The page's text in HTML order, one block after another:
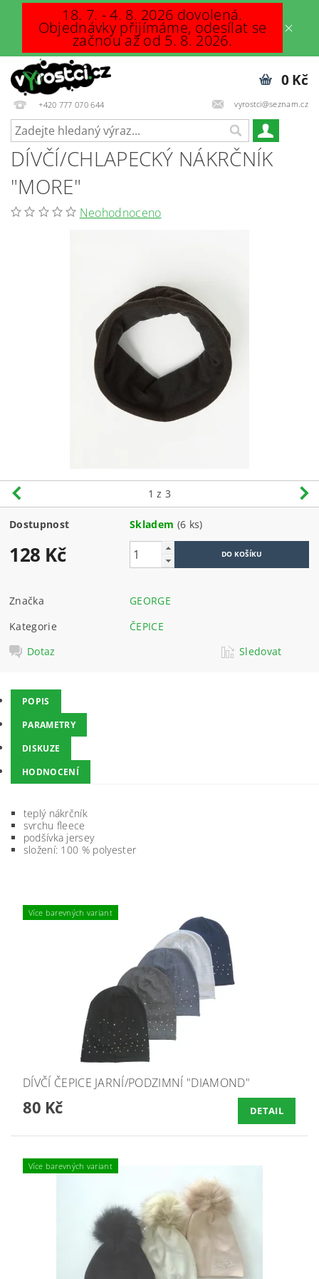
18. 7. - 4. 8. 2026 dovolená.
Objednávky přijímáme, odesílat se
začnou až od 5. 8. 2026.
+420 777 070 644 vyrostci@seznam.cz
0 Kč
DÍVČÍ/CHLAPECKÝ NÁKRČNÍK
"MORE"
Neohodnoceno
1 z 3
Dostupnost Skladem (6 ks)
128 Kč
Značka
GEORGE
Kategorie
ČEPICE
Dotaz
Sledovat
POPIS
PARAMETRY
DISKUZE
HODNOCENÍ
teplý nákrčník
svrchu fleece
podšívka jersey
složení: 100 % polyester
Více barevných variant
DÍVČÍ ČEPICE JARNÍ/PODZIMNÍ "DIAMOND"
80 Kč DETAIL
Více barevných variant